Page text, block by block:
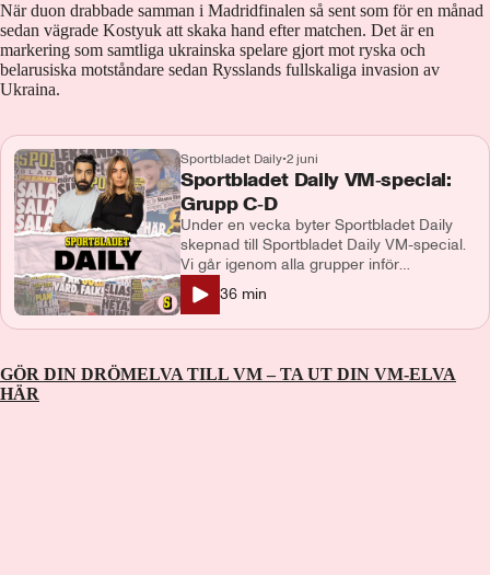
När duon drabbade samman i Madridfinalen så sent som för en månad
sedan vägrade Kostyuk att skaka hand efter matchen. Det är en
markering som samtliga ukrainska spelare gjort mot ryska och
belarusiska motståndare sedan Rysslands fullskaliga invasion av
Ukraina.
Sportbladet Daily•2 juni
Sportbladet Daily VM‑special:
Grupp C‑D
Under en vecka byter Sportbladet Daily
skepnad till Sportbladet Daily VM-special.
Vi går igenom alla grupper inför
mästerskapet. Vi pratar om favoriterna,
skrällarna och spelarna du måste ha koll
på. Du som lyssnar får analyser, snackisar
går vi igenom grupp C och D tillsammans
med Makoto Asahara och Pontus
36 min
GÖR DIN DRÖMELVA TILL VM – TA UT DIN VM-ELVA
HÄR